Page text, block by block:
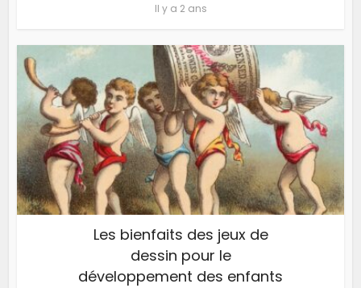
Il y a 2 ans
Les bienfaits des jeux de
dessin pour le
développement des enfants